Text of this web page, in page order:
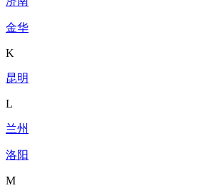
金华
K
昆明
L
兰州
洛阳
M